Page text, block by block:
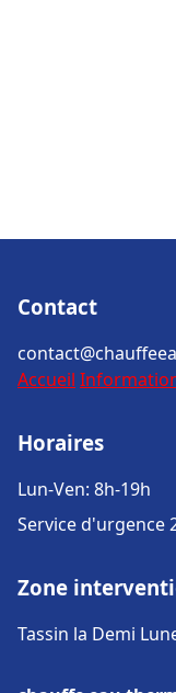
Contact
Accueil
Horaires
Lun-Ven: 8h-19h
Service d'urgence
Zone
Tassin la Demi